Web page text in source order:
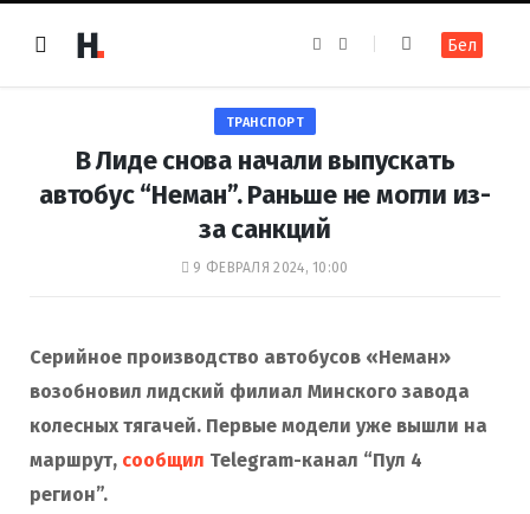
e
k
t
a
m
Бел
ТРАНСПОРТ
В Лиде снова начали выпускать
автобус “Неман”. Раньше не могли из-
за санкций
9 ФЕВРАЛЯ 2024, 10:00
Серийное производство автобусов «Неман»
возобновил лидский филиал Минского завода
колесных тягачей. Первые модели уже вышли на
маршрут, сообщил Telegram-канал “Пул 4
регион”.